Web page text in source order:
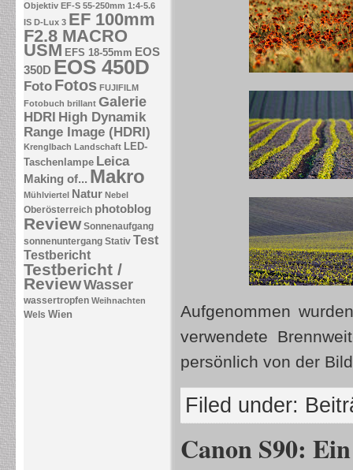
Objektiv EF-S 55-250mm 1:4-5.6
IS D-Lux 3 EF 100mm
F2.8 MACRO
USM EFS 18-55mm EOS
350D EOS 450D
Foto Fotos FUJIFILM
Fotobuch brillant Galerie
HDRI High Dynamik
Range Image (HDRI)
Krenglbach Landschaft LED-
Taschenlampe Leica
Making of... Makro
Mühlviertel Natur Nebel
Oberösterreich photoblog
Review Sonnenaufgang
sonnenuntergang Stativ Test
Testbericht
Testbericht /
ReviewWasser
wassertropfen Weihnachten
Wels Wien
Aufgenommen
verwendete
persönlich von der
Filed under:
Canon S90: